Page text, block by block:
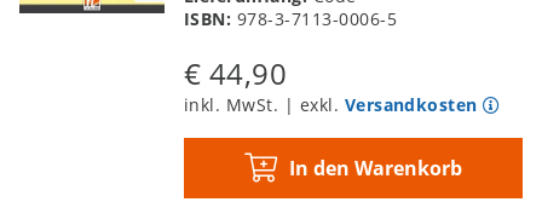
ISBN: 978-3-7113-0006-5
€ 44,90
inkl. MwSt. | exkl. Versandkosten
In den Warenkorb